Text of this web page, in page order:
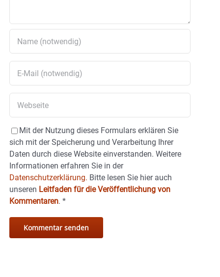
Mit der Nutzung dieses Formulars erklären Sie
sich mit der Speicherung und Verarbeitung Ihrer
Daten durch diese Website einverstanden. Weitere
Informationen erfahren Sie in der
Datenschutzerklärung. Bitte lesen Sie hier auch
unseren Leitfaden für die Veröffentlichung von
Kommentaren. *